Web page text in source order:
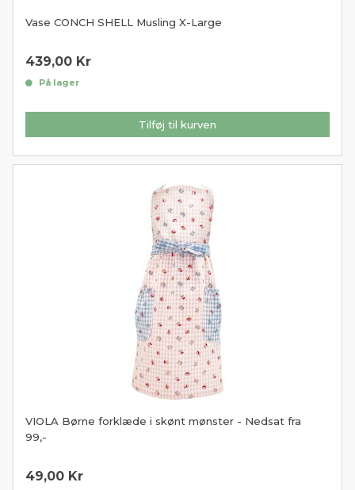
Vase CONCH SHELL Musling X-Large
439,00 Kr
På lager
Tilføj til kurven
VIOLA Børne forklæde i skønt mønster - Nedsat fra
99,-
49,00 Kr